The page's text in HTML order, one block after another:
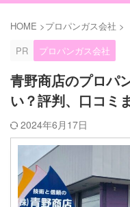
HOME >プロパンガス会社 >
PR
プロパンガス会社
青野商店のプロパ
い？評判、口コミ
2024年6月17日